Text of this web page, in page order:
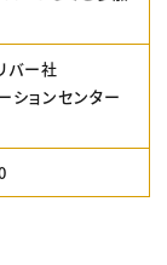
バー社
ションセンター